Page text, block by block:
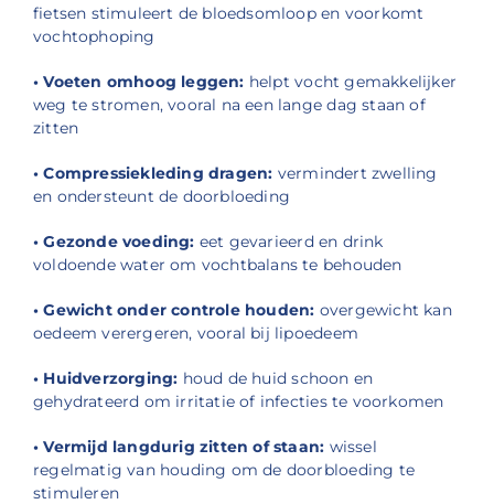
fietsen stimuleert de bloedsomloop en voorkomt
vochtophoping
• Voeten omhoog leggen: helpt vocht gemakkelijker
weg te stromen, vooral na een lange dag staan of
zitten
• Compressiekleding dragen: vermindert zwelling
en ondersteunt de doorbloeding
• Gezonde voeding: eet gevarieerd en drink
voldoende water om vochtbalans te behouden
• Gewicht onder controle houden: overgewicht kan
oedeem verergeren, vooral bij lipoedeem
• Huidverzorging: houd de huid schoon en
gehydrateerd om irritatie of infecties te voorkomen
• Vermijd langdurig zitten of staan: wissel
regelmatig van houding om de doorbloeding te
stimuleren